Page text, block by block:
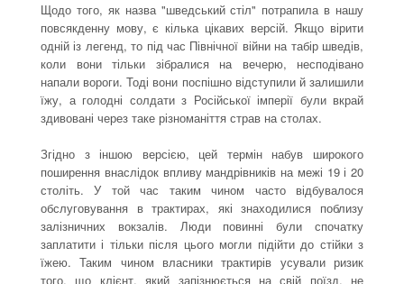
Щодо того, як назва "шведський стіл" потрапила в нашу
повсякденну мову, є кілька цікавих версій. Якщо вірити
одній із легенд, то під час Північної війни на табір шведів,
коли вони тільки зібралися на вечерю, несподівано
напали вороги. Тоді вони поспішно відступили й залишили
їжу, а голодні солдати з Російської імперії були вкрай
здивовані через таке різноманіття страв на столах.
Згідно з іншою версією, цей термін набув широкого
поширення внаслідок впливу мандрівників на межі 19 і 20
століть. У той час таким чином часто відбувалося
обслуговування в трактирах, які знаходилися поблизу
залізничних вокзалів. Люди повинні були спочатку
заплатити і тільки після цього могли підійти до стійки з
їжею. Таким чином власники трактирів усували ризик
того, що клієнт, який запізнюється на свій поїзд, не